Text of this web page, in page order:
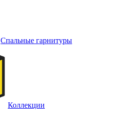
Спальные гарнитуры
Коллекции